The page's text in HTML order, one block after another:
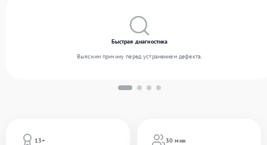
13+
30 мин
Быстрая диагностика
Выясним причину перед устранением дефекта.